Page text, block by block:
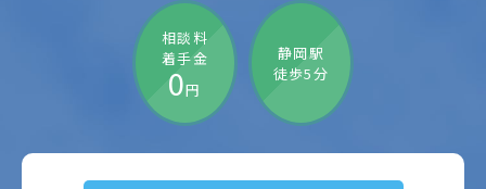
相談料
着手金
0円
静岡駅
徒歩5分